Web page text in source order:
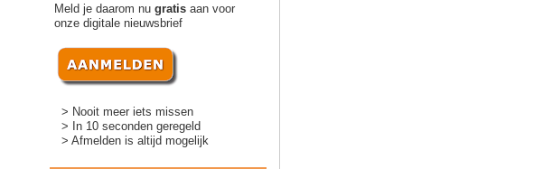
Meld je daarom nu gratis aan voor
onze digitale nieuwsbrief
> Nooit meer iets missen
> In 10 seconden geregeld
> Afmelden is altijd mogelijk